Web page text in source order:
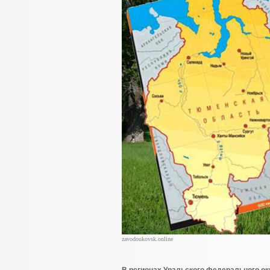
zavodoukovsk.online